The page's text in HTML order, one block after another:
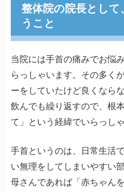
整体院の院長とし
うこと
当院には手首の痛みでお悩
らっしゃいます。その多く
ーをしていたけど良くなら
飲んでも繰り返すので、根
て」という経緯でいらっしゃ
手首というのは、日常生活
い無理をしてしまいやすい
母さんであれば「赤ちゃん